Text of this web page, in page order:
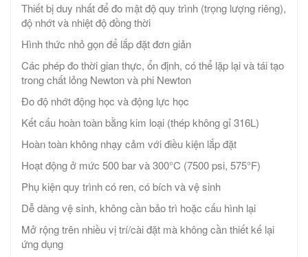
Thiết bị duy nhất để đo mật độ quy trình (trọng lượng riêng),
độ nhớt và nhiệt độ đồng thời
Hình thức nhỏ gọn để lắp đặt đơn giản
Các phép đo thời gian thực, ổn định, có thể lặp lại và tái tạo
trong chất lỏng Newton và phi Newton
Đo độ nhớt động học và động lực học
Kết cấu hoàn toàn bằng kim loại (thép không gỉ 316L)
Hoàn toàn không nhạy cảm với điều kiện lắp đặt
Hoạt động ở mức 500 bar và 300°C (7500 psi, 575°F)
Phụ kiện quy trình có ren, có bích và vệ sinh
Dễ dàng vệ sinh, không cần bảo trì hoặc cấu hình lại
Mở rộng trên nhiều vị trí/cài đặt mà không cần thiết kế lại
ứng dụng